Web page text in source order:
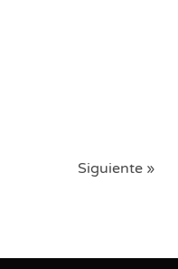
Siguiente »